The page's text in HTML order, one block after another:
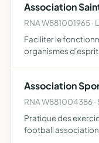
Association
RNA W881001965 ·
Faciliter le
organismes
ou or…
Association
RNA W881004386 ·
Pratique des
football